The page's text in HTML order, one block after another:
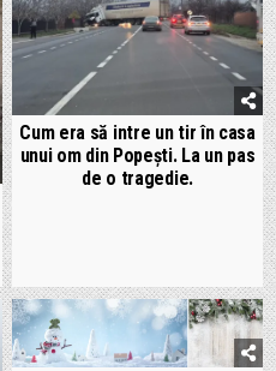
Cum era să intre un tir în casa
unui om din Popești. La un pas
de o tragedie.